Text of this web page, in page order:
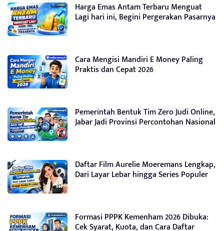
Harga Emas Antam Terbaru Menguat
Lagi hari ini, Begini Pergerakan Pasarnya
Cara Mengisi Mandiri E Money Paling
Praktis dan Cepat 2026
Pemerintah Bentuk Tim Zero Judi Online,
Jabar Jadi Provinsi Percontohan Nasional
Daftar Film Aurelie Moeremans Lengkap,
Dari Layar Lebar hingga Series Populer
Formasi PPPK Kemenham 2026 Dibuka:
Cek Syarat, Kuota, dan Cara Daftar